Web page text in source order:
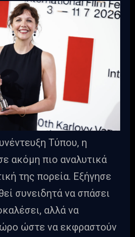
Τύπου, η
ακόμη πιο αναλυτικά
της πορεία. Εξήγησε
συνειδητά να σπάσει
αλλά να
ώστε να εκφραστούν